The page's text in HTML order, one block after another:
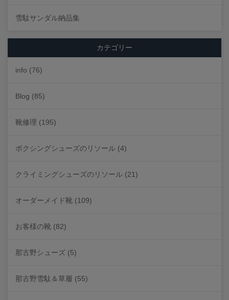
雪駄サンダル納品集
カテゴリー
info (76)
Blog (85)
靴修理 (195)
ボクシングシューズのリソール (4)
クライミングシューズのリソール (21)
オーダーメイド靴 (109)
お客様の靴 (82)
那古野シューズ (5)
那古野雪駄＆草履 (55)